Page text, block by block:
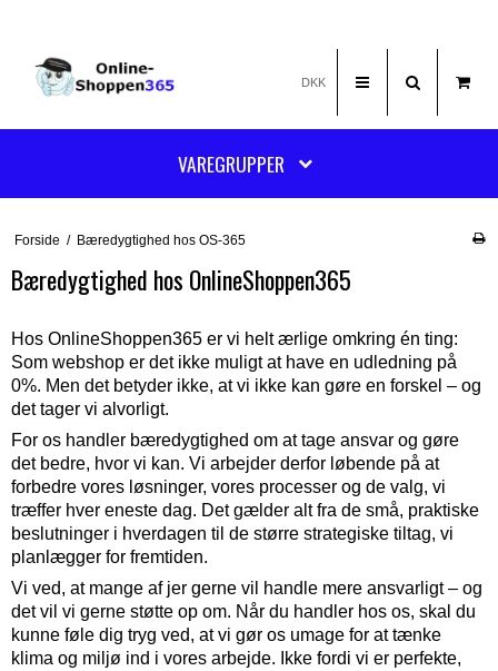
DKK
VAREGRUPPER
Forside / Bæredygtighed hos OS-365
Bæredygtighed hos OnlineShoppen365
Hos OnlineShoppen365 er vi helt ærlige omkring én ting:
Som webshop er det ikke muligt at have en udledning på
0%. Men det betyder ikke, at vi ikke kan gøre en forskel – og
det tager vi alvorligt.
For os handler bæredygtighed om at tage ansvar og gøre
det bedre, hvor vi kan. Vi arbejder derfor løbende på at
forbedre vores løsninger, vores processer og de valg, vi
træffer hver eneste dag. Det gælder alt fra de små, praktiske
beslutninger i hverdagen til de større strategiske tiltag, vi
planlægger for fremtiden.
Vi ved, at mange af jer gerne vil handle mere ansvarligt – og
det vil vi gerne støtte op om. Når du handler hos os, skal du
kunne føle dig tryg ved, at vi gør os umage for at tænke
klima og miljø ind i vores arbejde. Ikke fordi vi er perfekte,